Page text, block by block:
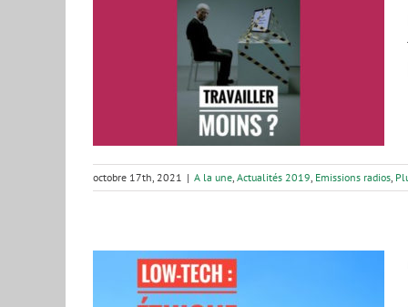
octobre 17th, 2021 | A la une, Actualités 2019, Emissions radios,